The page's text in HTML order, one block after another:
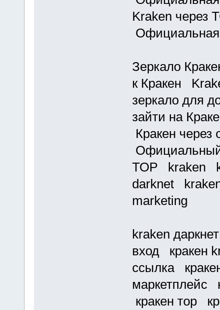
Kraken через
Официальная
Зеркало
к Кракен
зеркало для
зайти на
Кракен
Официальный
ТОР kraken
darknet
marketing
kraken
вход кракен
ссылка
маркетплейс
кракен тор